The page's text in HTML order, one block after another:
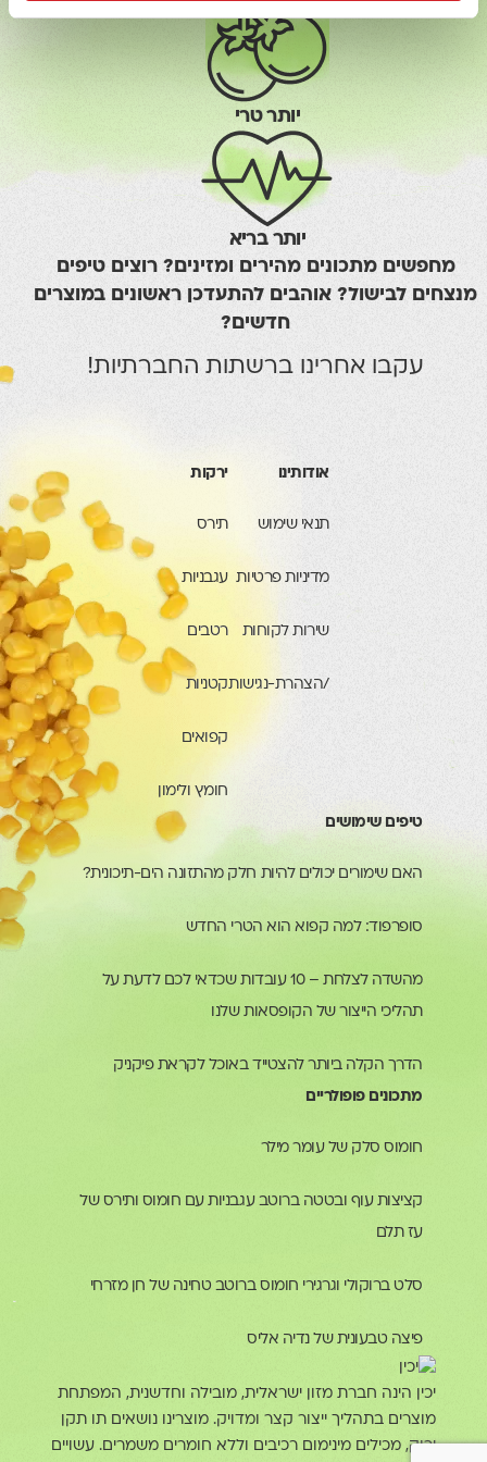
יותר בריא
יותר טרי
מחפשים מתכונים מהירים ומזינים? רוצים טיפים
מנצחים לבישול? אוהבים להתעדכן ראשונים במוצרים
חדשים?
עקבו אחרינו ברשתות החברתיות!
יכין הינה חברת מזון ישראלית, מובילה וחדשנית, המפתחת
מוצרים בתהליך ייצור קצר ומדויק. מוצרינו נושאים תו תקן
ירוק, מכילים מינימום רכיבים וללא חומרים משמרים. עשויים
אודותינו
תנאי שימוש
מדיניות פרטיות
שירות לקוחות
/הצהרת-נגישות
ירקות
תירס
עגבניות
רטבים
קטניות
קפואים
חומץ ולימון
טיפים שימושים
האם שימורים יכולים להיות חלק מהתזונה הים-תיכונית?
סופרפוד: למה קפוא הוא הטרי החדש
מהשדה לצלחת – 10 עובדות שכדאי לכם לדעת על
תהליכי הייצור של הקופסאות שלנו
הדרך הקלה ביותר להצטייד באוכל לקראת פיקניק
מתכונים פופולריים
חומוס סלק של עומר מילר
קציצות עוף ובטטה ברוטב עגבניות עם חומוס ותירס של
עז תלם
סלט ברוקולי וגרגירי חומוס ברוטב טחינה של חן מזרחי
פיצה טבעונית של נדיה אליס